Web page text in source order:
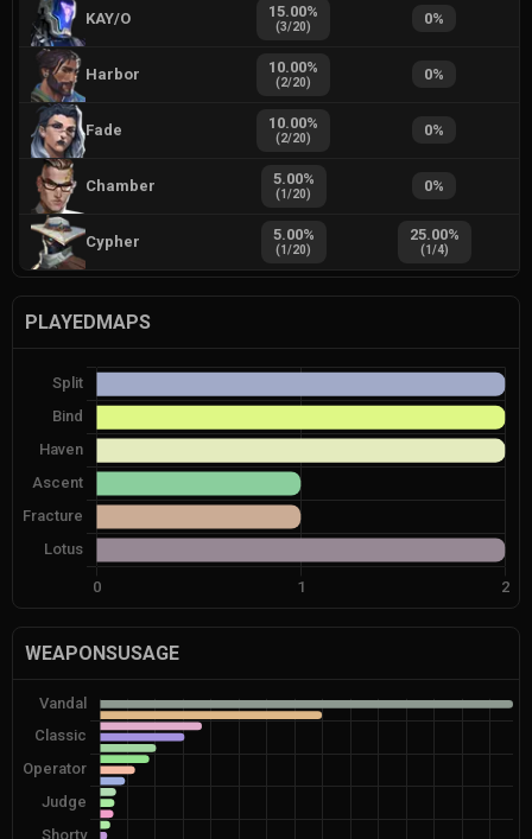
KAY/O 15.00%
(3/20) 0%
Harbor 10.00%
(2/20) 0%
Fade 10.00%
(2/20) 0%
Chamber 5.00%
(1/20) 0%
Cypher 5.00%
(1/20)
25.00%
(1/4)
PLAYEDMAPS
WEAPONSUSAGE